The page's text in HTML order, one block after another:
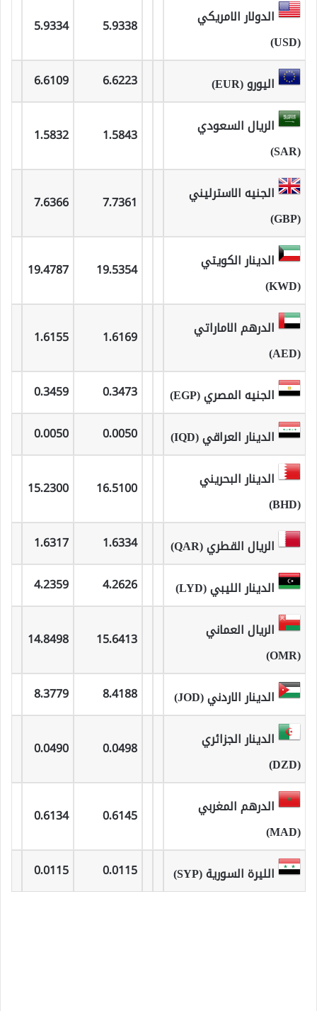
الدولار الامريكي
(USD)
5.9338
5.9334
اليورو (EUR) 6.6223
6.6109
الريال السعودي
(SAR)
1.5843
1.5832
الجنيه الاسترليني
(GBP)
7.7361
7.6366
الدينار الكويتي
(KWD)
19.5354
19.4787
الدرهم الاماراتي
(AED)
1.6169
1.6155
الجنيه المصري (EGP) 0.3473
0.3459
الدينار العراقي (IQD) 0.0050
0.0050
الدينار البحريني
(BHD)
16.5100
15.2300
الريال القطري (QAR) 1.6334
1.6317
الدينار الليبي (LYD) 4.2626
4.2359
الريال العماني
(OMR)
15.6413
14.8498
الدينار الاردني (JOD) 8.4188
8.3779
الدينار الجزائري
(DZD)
0.0498
0.0490
الدرهم المغربي
(MAD)
0.6145
0.6134
الليرة السورية (SYP) 0.0115
0.0115